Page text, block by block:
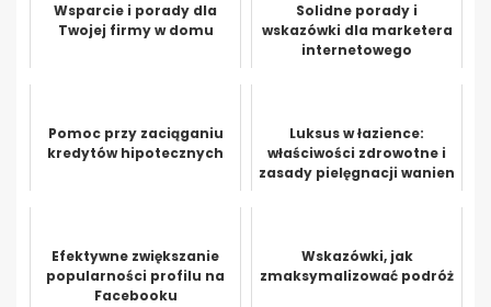
Wsparcie i porady dla
Twojej firmy w domu
Solidne porady i
wskazówki dla marketera
internetowego
Pomoc przy zaciąganiu
kredytów hipotecznych
Luksus w łazience:
właściwości zdrowotne i
zasady pielęgnacji wanien
Efektywne zwiększanie
popularności profilu na
Facebooku
Wskazówki, jak
zmaksymalizować podróż